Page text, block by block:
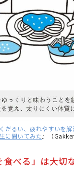
だるい、疲れやすいを
に聞いてみた』（
食べる」は大切